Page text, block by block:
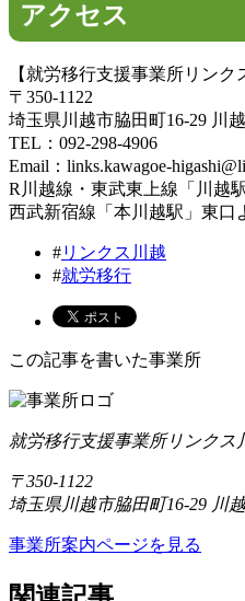
アクセス
【就労移行支援事業所リンク
〒350-1122
埼玉県川越市脇田町16-29 川
TEL：092-298-4906
Email：links.kawagoe-
R川越線・東武東上線「川越
西武新宿線「本川越駅」東口
#リンクス川越
#就労移行
この記事を書いた事業所
就労移行支援事業所リンクス
〒350-1122
埼玉県川越市脇田町16-29 川
事業所案内ページを見る